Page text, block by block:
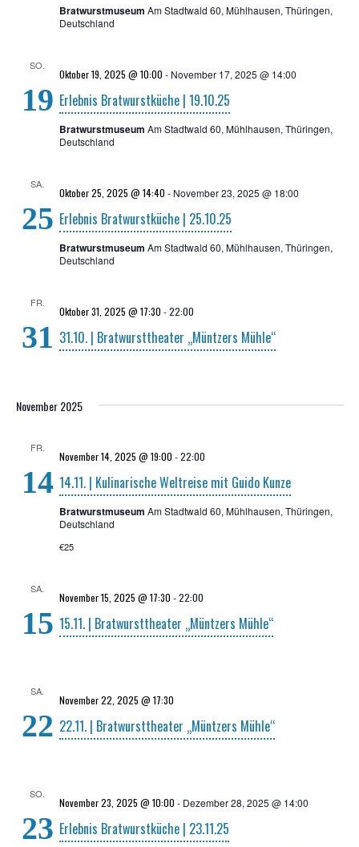
Bratwurstmuseum Am Stadtwald 60, Mühlhausen, Thüringen,
Deutschland
SO.
19 Erleb­nis Brat­wurst­kü­che | 19.10.25
Oktober 19, 2025 @ 10:00 - November 17, 2025 @ 14:00
Bratwurstmuseum Am Stadtwald 60, Mühlhausen, Thüringen,
Deutschland
SA.
25 Erleb­nis Brat­wurst­kü­che | 25.10.25
Oktober 25, 2025 @ 14:40 - November 23, 2025 @ 18:00
Bratwurstmuseum Am Stadtwald 60, Mühlhausen, Thüringen,
Deutschland
FR.
31 31.10. | Brat­wurst­thea­ter „Münt­zers Mühle“
Oktober 31, 2025 @ 17:30 -22:00
November 2025
FR.
14 14.11. | Kuli­na­ri­sche Welt­rei­se mit Gui­do Kunze
November 14, 2025 @ 19:00 -22:00
Bratwurstmuseum Am Stadtwald 60, Mühlhausen, Thüringen,
Deutschland
€25
SA.
15 15.11. | Brat­wurst­thea­ter „Münt­zers Mühle“
November 15, 2025 @ 17:30 -22:00
SA.
22 22.11. | Brat­wurst­thea­ter „Münt­zers Mühle“
November 22, 2025 @ 17:30
SO.
23 Erleb­nis Brat­wurst­kü­che | 23.11.25
November 23, 2025 @ 10:00 - Dezember 28, 2025 @ 14:00